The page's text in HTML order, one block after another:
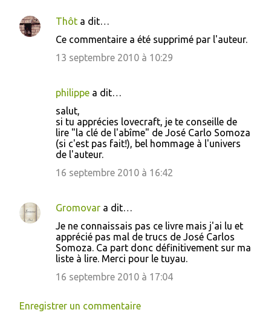
Thôt a dit…
Ce commentaire a été supprimé par l'auteur.
13 septembre 2010 à 10:29
philippe a dit…
salut,
si tu apprécies lovecraft, je te conseille de
lire "la clé de l'abîme" de José Carlo Somoza
(si c'est pas fait!), bel hommage à l'univers
de l'auteur.
16 septembre 2010 à 16:42
Gromovar a dit…
Je ne connaissais pas ce livre mais j'ai lu et
apprécié pas mal de trucs de José Carlos
Somoza. Ca part donc définitivement sur ma
liste à lire. Merci pour le tuyau.
16 septembre 2010 à 17:04
Enregistrer un commentaire